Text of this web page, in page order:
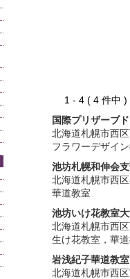
1 - 4 ( 4 件
国際プリザーブ
北海道札幌市西
フラワーデザイ
池坊札幌和伸会
北海道札幌市西
華道教室
池坊いけ花教室
北海道札幌市西
生け花教室，華
岩浅紀子華道教室
北海道札幌市西